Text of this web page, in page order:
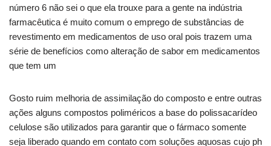
número 6 não sei o que ela trouxe para a gente na indústria
farmacêutica é muito comum o emprego de substâncias de
revestimento em medicamentos de uso oral pois trazem uma
série de benefícios como alteração de sabor em medicamentos
que tem um
Gosto ruim melhoria de assimilação do composto e entre outras
ações alguns compostos poliméricos a base do polissacarídeo
celulose são utilizados para garantir que o fármaco somente
seja liberado quando em contato com soluções aquosas cujo ph